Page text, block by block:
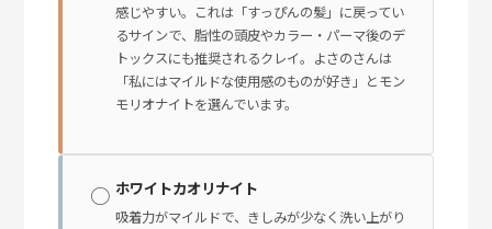
感じやすい。これは「すっぴんの髪」に戻ってい
るサインで、脂性の頭皮やカラー・パーマ後のデ
トックスにも推奨されるクレイ。よさのさんは
「私にはマイルドな使用感のものが好き」とモン
モリオナイトを選んでいます。
○ ホワイトカオリナイト
吸着力がマイルドで、きしみが少なく洗い上がり